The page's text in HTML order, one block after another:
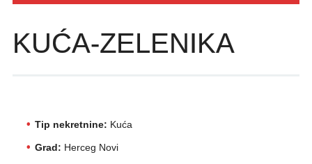
KUĆA-ZELENIKA
Tip nekretnine: Kuća
Grad: Herceg Novi